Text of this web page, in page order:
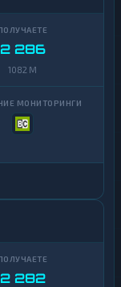
2 286
1082 M
2 282